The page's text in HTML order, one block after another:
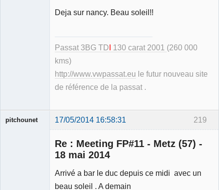
Deja sur nancy. Beau soleil!!
Passat 3BG TD 130 carat 2001 (260 000
kms)
http://www.vwpassat.eu le futur nouveau site
de référence de la passat .
219
pitchounet 17/05/2014 16:58:31
Re : Meeting FP#11 - Metz (57) -
18 mai 2014
Arrivé a bar le duc depuis ce midi avec un
beau soleil . A demain